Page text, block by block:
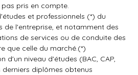
pris en compte.
et professionnels (*) du
de l'entreprise, et notamment des
de services ou de conduite des
que celle du marché.(*)
d'un niveau d'études (BAC, CAP,
diplômes obtenus